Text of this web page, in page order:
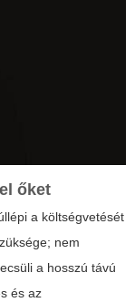
őket
a költségvetését
nem
a hosszú távú
és az